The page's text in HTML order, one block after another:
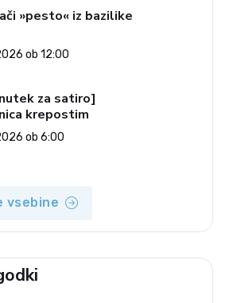
»pesto« iz bazilike
ob 12:00
za satiro]
krepostim
ob 6:00
vsebine